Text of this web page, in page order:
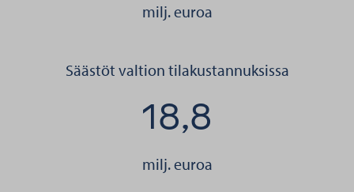
milj. euroa
Säästöt valtion tilakustannuksissa
18,8
milj. euroa